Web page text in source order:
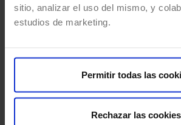
sitio, analizar el uso del mismo, y
estudios de marketing.
Permitir todas las
Rechazar las cookies
OCURREN
AQUÍ